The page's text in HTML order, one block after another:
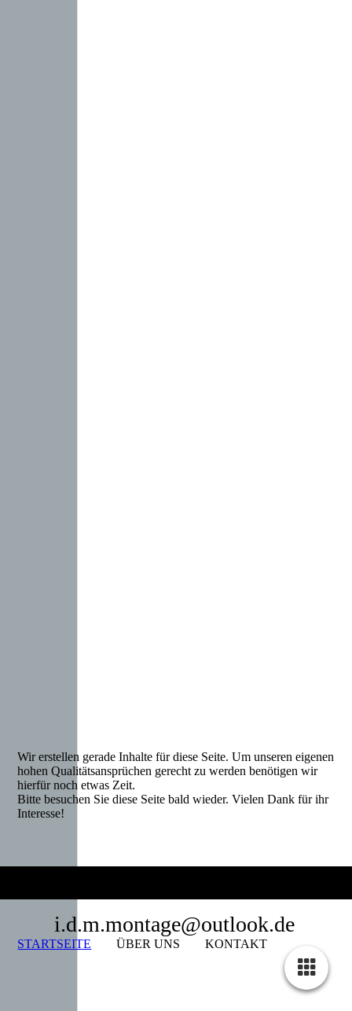
Wir erstellen gerade Inhalte für diese Seite. Um unseren eigenen
hohen Qualitätsansprüchen gerecht zu werden benötigen wir
hierfür noch etwas Zeit.
Bitte besuchen Sie diese Seite bald wieder. Vielen Dank für ihr
Interesse!
i.d.m.montage@outlook.de
STARTSEITE ÜBER UNS KONTAKT